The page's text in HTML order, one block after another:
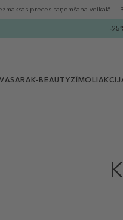
preces saņemšana veikalā
-
K-BEAUTYZĪMOLI